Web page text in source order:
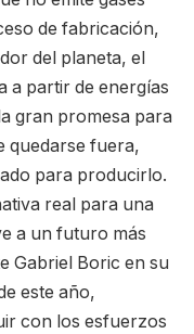
de fabricación,
del planeta, el
a partir de energías
gran promesa para
quedarse fuera,
para producirlo.
real para una
a un futuro más
Gabriel Boric en su
este año,
con los esfuerzos